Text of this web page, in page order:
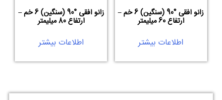
زانو افقی °90 (سنگین) 6 خم –
ارتفاع 60 میلیمتر
اطلاعات بیشتر
زانو افقی °90 (سنگین) 6 خم –
ارتفاع 80 میلیمتر
اطلاعات بیشتر